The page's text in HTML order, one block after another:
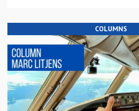
COLUMNS